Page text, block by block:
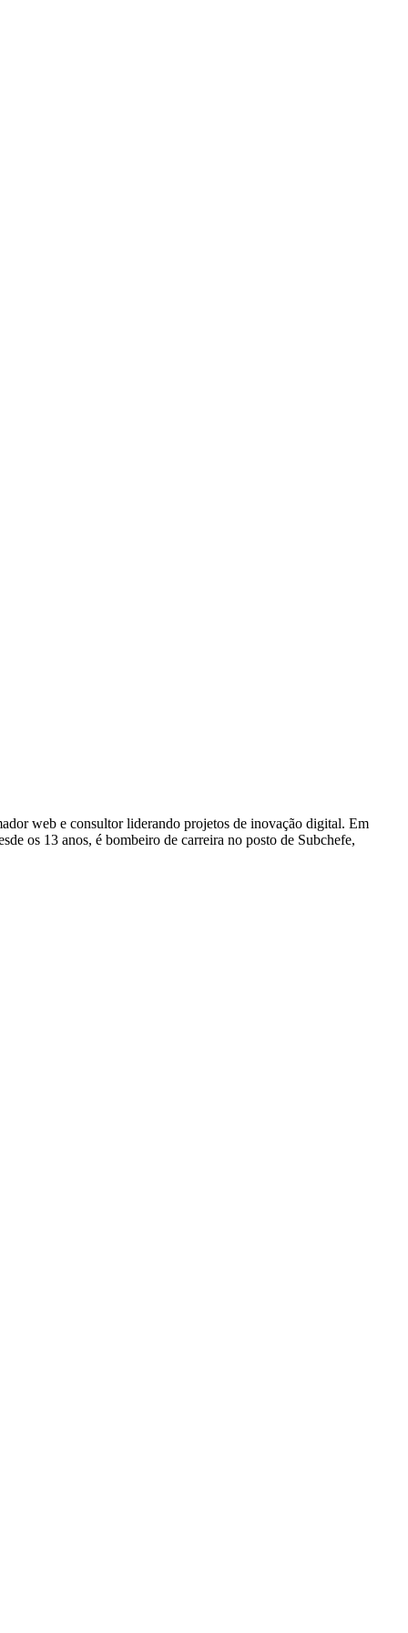
web e consultor liderando projetos de inovação digital. Em
os 13 anos, é bombeiro de carreira no posto de Subchefe,